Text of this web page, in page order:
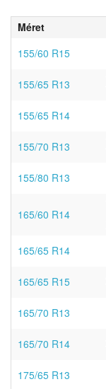
Méret
155/60 R15
155/65 R13
155/65 R14
155/70 R13
155/80 R13
165/60 R14
165/65 R14
165/65 R15
165/70 R13
165/70 R14
175/65 R13